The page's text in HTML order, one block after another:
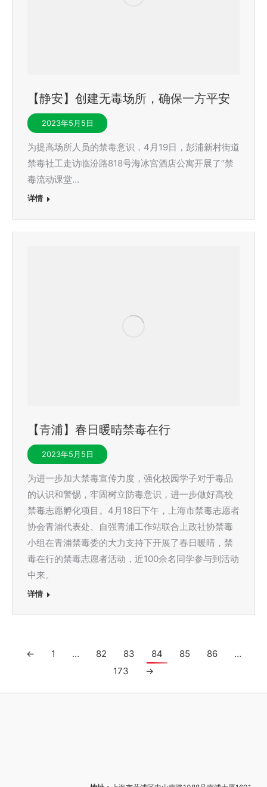
【静安】创建无毒场所，确保一方平安
2023年5月5日
为提高场所人员的禁毒意识，4月19日，彭浦新村街道
禁毒社工走访临汾路818号海冰宫酒店公寓开展了“禁
毒流动课堂…
详情
【青浦】春日暖晴禁毒在行
2023年5月5日
为进一步加大禁毒宣传力度，强化校园学子对于毒品
的认识和警惕，牢固树立防毒意识，进一步做好高校
禁毒志愿孵化项目。4月18日下午，上海市禁毒志愿者
协会青浦代表处、自强青浦工作站联合上政社协禁毒
小组在青浦禁毒委的大力支持下开展了春日暖晴，禁
毒在行的禁毒志愿者活动，近100余名同学参与到活动
中来。
详情
← 1 … 82 83 84 85 86
…
173
→